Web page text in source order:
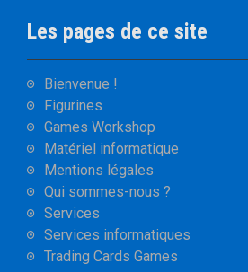
Les pages de ce site
Bienvenue !
Figurines
Games Workshop
Matériel informatique
Mentions légales
Qui sommes-nous ?
Services
Services informatiques
Trading Cards Games